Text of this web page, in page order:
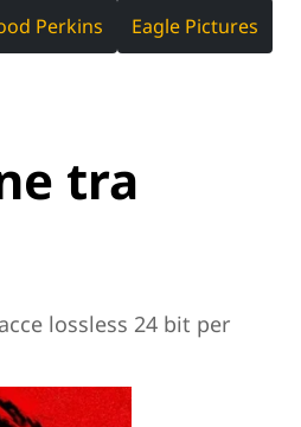
Perkins Eagle Pictures
tra
lossless 24 bit per